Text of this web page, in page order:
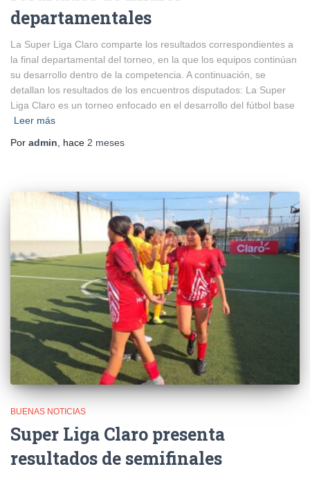
departamentales
La Super Liga Claro comparte los resultados correspondientes a
la final departamental del torneo, en la que los equipos continúan
su desarrollo dentro de la competencia. A continuación, se
detallan los resultados de los encuentros disputados: La Super
Liga Claro es un torneo enfocado en el desarrollo del fútbol base
Leer más
Por admin, hace 2 meses
BUENAS NOTICIAS
Super Liga Claro presenta
resultados de semifinales